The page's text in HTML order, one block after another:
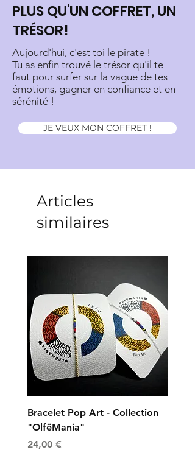
PLUS QU'UN COFFRET, UN
TRÉSOR!
Aujourd'hui, c'est toi le pirate !
Tu as enfin trouvé le trésor qu'il te
faut pour surfer sur la vague de tes
émotions, gagner en confiance et en
sérénité !
JE VEUX MON COFFRET !
Articles
similaires
Bracelet Pop Art - Collection
"OlfëMania"
Prix
24,00 €